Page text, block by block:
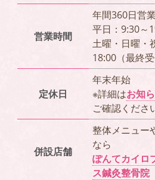
営業時間
年間360日営
平日：9:30～
土曜・日曜・
18:00（最終受
定休日
年末年始
※詳細はお知
ご確認くださ
併設店舗
整体メニュー
なら
ぽんてカイロ
ス鍼灸整骨院